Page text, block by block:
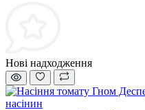
Нові надходження